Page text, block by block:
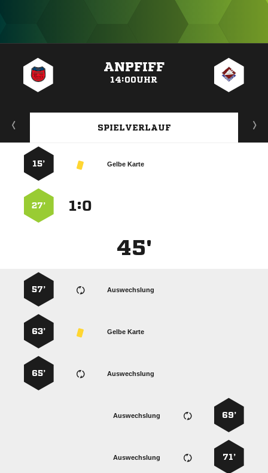
ANPFIFF
14:00UHR
SPIELVERLAUF
Gelbe Karte
15’
:
27’
45'
Auswechslung
57’
Gelbe Karte
63’
Auswechslung
65’
69’
Auswechslung
71’
Auswechslung